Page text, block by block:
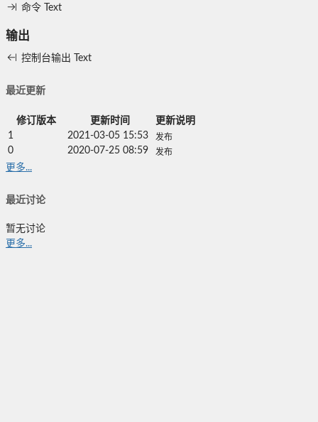
命令 Text
输出
控制台输出 Text
最近更新
修订版本 更新时间
更新说明
1
2021-03-05 15:53 发布
0 2020-07-25 08:59 发布
更多...
最近讨论
暂无讨论
更多...